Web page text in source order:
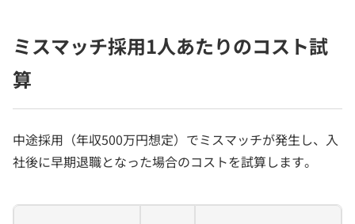
ミスマッチ採用1人あたりのコスト試
算
中途採用（年収500万円想定）でミスマッチが発生し、入
社後に早期退職となった場合のコストを試算します。